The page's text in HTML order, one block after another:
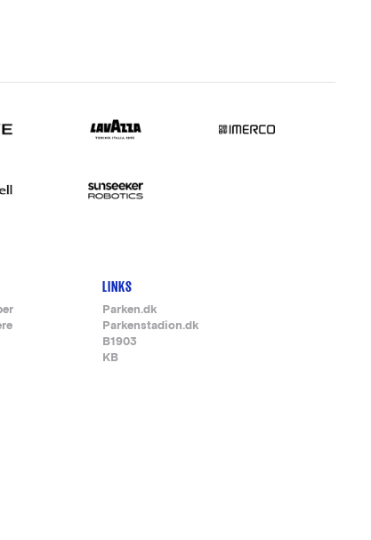
LINKS
Parken.dk
Parkenstadion.dk
B1903
KB